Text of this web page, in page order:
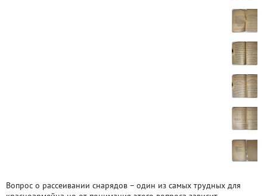
Вопрос о рассеивании снарядов – один из самых трудных для